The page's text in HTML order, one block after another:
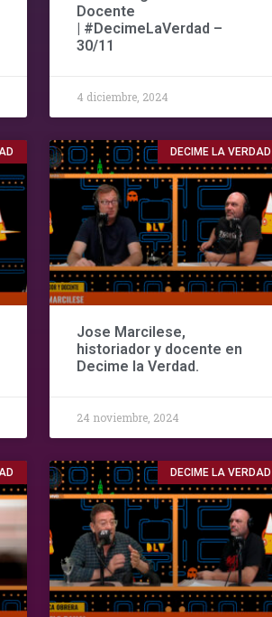
Docente
| #DecimeLaVerdad –
30/11
4 diciembre, 2024
DECIME LA VERDAD
Jose Marcilese,
historiador y docente en
Decime la Verdad.
24 noviembre, 2024
DECIME LA VERDAD